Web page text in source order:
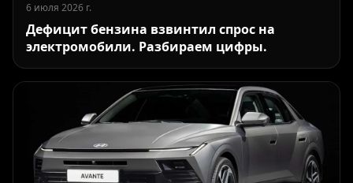
6 июля 2026 г.
Дефицит бензина взвинтил спрос на
электромобили. Разбираем цифры.